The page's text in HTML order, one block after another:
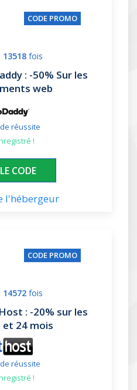
CODE PROMO
13518 fois
: -50% Sur les
web
de réussite
!
CODE
l'hébergeur
CODE PROMO
14572 fois
: -20% sur les
et 24 mois
de réussite
!